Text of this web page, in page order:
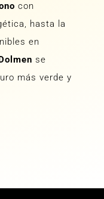
con
hasta la
en
se
más verde y